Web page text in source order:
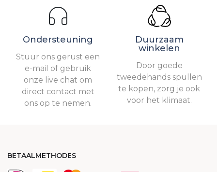
Ondersteuning
Stuur ons gerust een
e-mail of gebruik
onze live chat om
direct contact met
ons op te nemen.
Duurzaam
winkelen
Door goede
tweedehands spullen
te kopen, zorg je ook
voor het klimaat.
BETAALMETHODES